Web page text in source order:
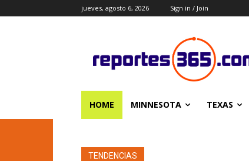
jueves, agosto 6, 2026 Sign in / Join
HOME MINNESOTA TEXAS
TENDENCIAS